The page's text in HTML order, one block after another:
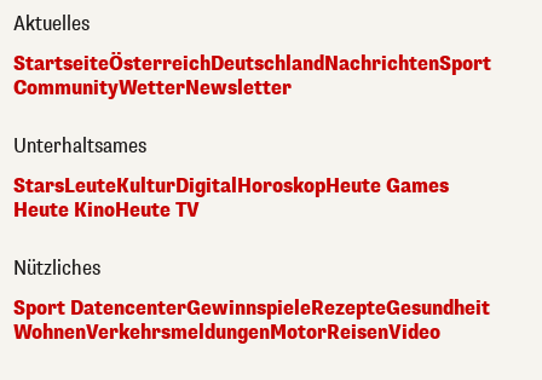
Aktuelles
StartseiteÖsterreichDeutschlandNachrichtenSport
CommunityWetterNewsletter
Unterhaltsames
StarsLeuteKulturDigitalHoroskopHeute Games
Heute KinoHeute TV
Nützliches
Sport DatencenterGewinnspieleRezepteGesundheit
WohnenVerkehrsmeldungenMotorReisenVideo